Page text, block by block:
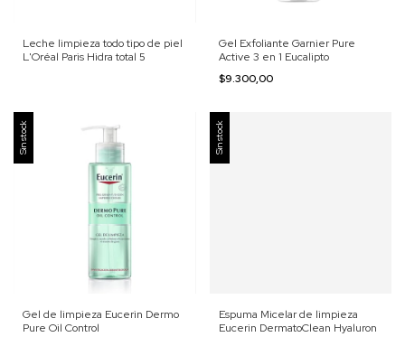
Leche limpieza todo tipo de piel
L'Oréal Paris Hidra total 5
Gel Exfoliante Garnier Pure
Active 3 en 1 Eucalipto
$9.300,00
Sin stock
Gel de limpieza Eucerin Dermo
Pure Oil Control
Sin stock
Espuma Micelar de limpieza
Eucerin DermatoClean Hyaluron